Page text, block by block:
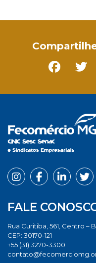
FALE
Rua Curitiba, 561, Centro –
CEP: 30170-121
+55 (31) 3270-3300